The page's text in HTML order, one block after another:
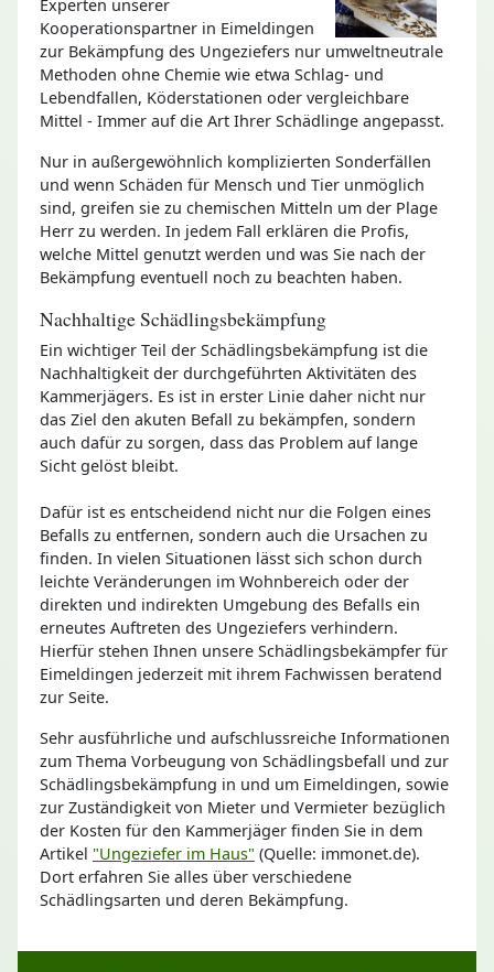
Experten unserer
Kooperationspartner in Eimeldingen
zur Bekämpfung des Ungeziefers nur umweltneutrale
Methoden ohne Chemie wie etwa Schlag- und
Lebendfallen, Köderstationen oder vergleichbare
Mittel - Immer auf die Art Ihrer Schädlinge angepasst.
Nur in außergewöhnlich komplizierten Sonderfällen
und wenn Schäden für Mensch und Tier unmöglich
sind, greifen sie zu chemischen Mitteln um der Plage
Herr zu werden. In jedem Fall erklären die Profis,
welche Mittel genutzt werden und was Sie nach der
Bekämpfung eventuell noch zu beachten haben.
Nachhaltige Schädlingsbekämpfung
Ein wichtiger Teil der Schädlingsbekämpfung ist die
Nachhaltigkeit der durchgeführten Aktivitäten des
Kammerjägers. Es ist in erster Linie daher nicht nur
das Ziel den akuten Befall zu bekämpfen, sondern
auch dafür zu sorgen, dass das Problem auf lange
Sicht gelöst bleibt.
Dafür ist es entscheidend nicht nur die Folgen eines
Befalls zu entfernen, sondern auch die Ursachen zu
finden. In vielen Situationen lässt sich schon durch
leichte Veränderungen im Wohnbereich oder der
direkten und indirekten Umgebung des Befalls ein
erneutes Auftreten des Ungeziefers verhindern.
Hierfür stehen Ihnen unsere Schädlingsbekämpfer für
Eimeldingen jederzeit mit ihrem Fachwissen beratend
zur Seite.
Sehr ausführliche und aufschlussreiche Informationen
zum Thema Vorbeugung von Schädlingsbefall und zur
Schädlingsbekämpfung in und um Eimeldingen, sowie
zur Zuständigkeit von Mieter und Vermieter bezüglich
der Kosten für den Kammerjäger finden Sie in dem
Artikel "Ungeziefer im Haus" (Quelle: immonet.de).
Dort erfahren Sie alles über verschiedene
Schädlingsarten und deren Bekämpfung.